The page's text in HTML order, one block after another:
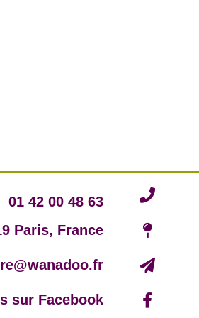
01 42 00 48 63
Paris, France
sur Facebook